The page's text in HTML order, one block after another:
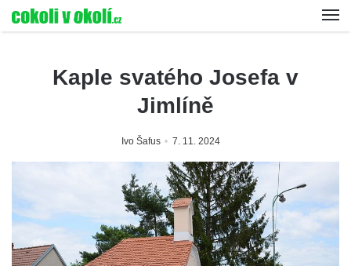
Kaple svatého Josefa v
Jimlíně
Ivo Šafus 7. 11. 2024